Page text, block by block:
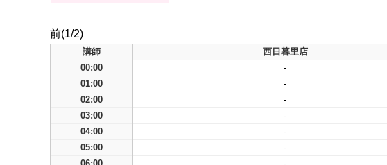
前(1/2)
講師 西日暮里店
00:00
-
01:00
-
02:00
-
03:00
-
04:00
-
05:00
-